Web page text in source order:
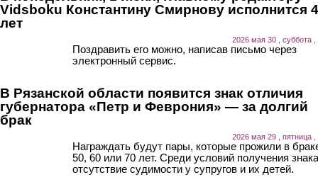
Vidsboku Константину Смирнову исполнится
лет
2026 мая 30 , суббота ,
Поздравить его можно, написав письмо через
электронный сервис.
В Рязанской области появится знак отличия
губернатора «Петр и Феврония» — за долгий
брак
2026 мая 29 , пятница ,
Награждать будут пары, которые прожили в
50, 60 или 70 лет. Среди условий получения
отсутствие судимости у супругов и их детей.